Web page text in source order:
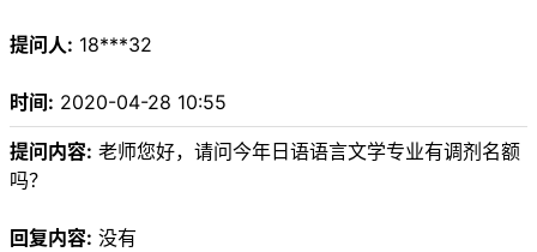
提问人: 18***32
时间: 2020-04-28 10:55
提问内容: 老师您好，请问今年日语语言文学专业有调剂名额
吗？
回复内容: 没有